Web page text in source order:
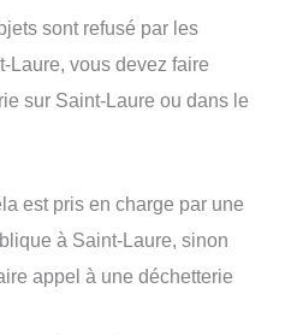
sont refusé par les
Laure, vous devez faire
sur Saint-Laure ou dans le
est pris en charge par une
à Saint-Laure, sinon
appel à une déchetterie